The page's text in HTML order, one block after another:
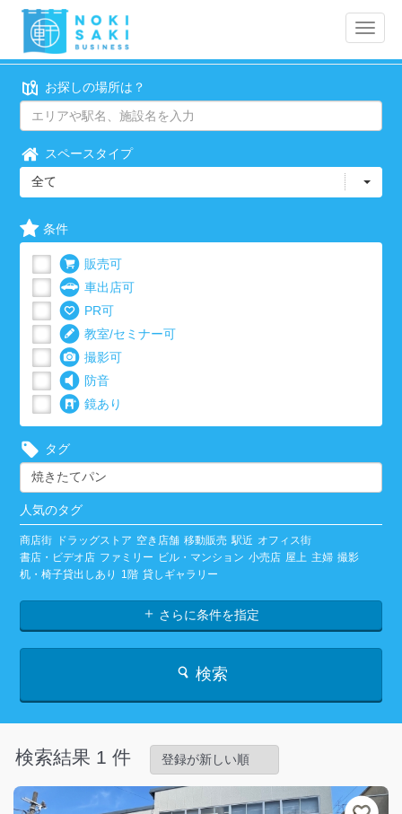
Toggle
お探しの場所は？
スペースタイプ
全て
条件
販売可
車出店可
PR可
教室/セミナー可
撮影可
防音
鏡あり
タグ
人気のタグ
商店街 ドラッグストア 空き店舗 移動販売 駅近 オフィス街
書店・ビデオ店 ファミリー ビル・マンション 小売店 屋上 主婦 撮影
机・椅子貸出しあり
1階 貸しギャラリー
さらに条件を指定
検索
検索結果 1 件